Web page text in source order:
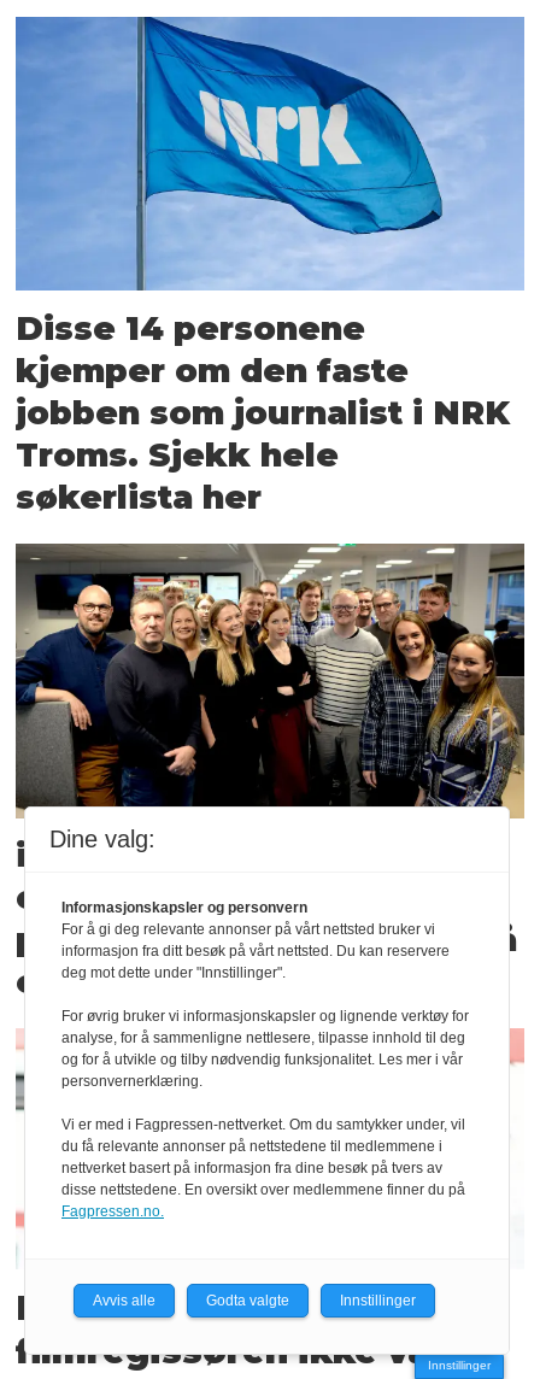
Disse 14 personene
kjemper om den faste
jobben som journalist i NRK
Troms. Sjekk hele
søkerlista her
iTromsø kom fra store tap
og halvert opplag - til 22
prosent flere abonnenter på
ett år!
Myndighetene mente
filmregissøren ikke varInnstillinger
Dine valg:
Informasjonskapsler og personvern
For å gi deg relevante annonser på vårt nettsted bruker vi
informasjon fra ditt besøk på vårt nettsted. Du kan reservere
deg mot dette under "Innstillinger".
For øvrig bruker vi informasjonskapsler og lignende verktøy for
analyse, for å sammenligne nettlesere, tilpasse innhold til deg
og for å utvikle og tilby nødvendig funksjonalitet. Les mer i vår
personvernerklæring.
Vi er med i Fagpressen-nettverket. Om du samtykker under, vil
du få relevante annonser på nettstedene til medlemmene i
nettverket basert på informasjon fra dine besøk på tvers av
disse nettstedene. En oversikt over medlemmene finner du på
Fagpressen.no.
Avvis alle Godta valgte Innstillinger